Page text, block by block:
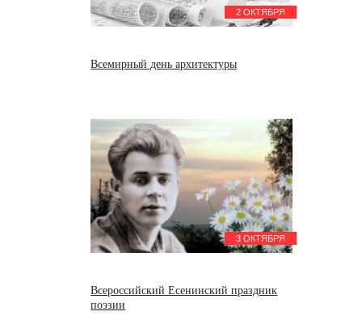
2 ОКТЯБРЯ
Всемирный день архитектуры
3 ОКТЯБРЯ
Всероссийский Есенинский праздник
поэзии